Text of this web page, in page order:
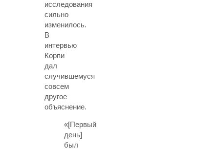
исследования
сильно
изменилось.
В
интервью
Корпи
дал
случившемуся
совсем
другое
объяснение.
«[Первый
день]
был